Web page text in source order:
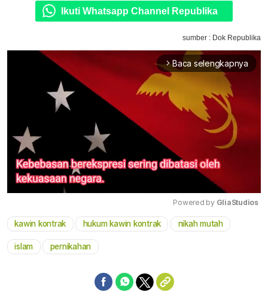
Ikuti Whatsapp Channel Republika
sumber : Dok Republika
arrow_forward_ios Baca selengkapnya
Mute
Powered by GliaStudios
kawin kontrak hukum kawin kontrak nikah mutah
islam pernikahan